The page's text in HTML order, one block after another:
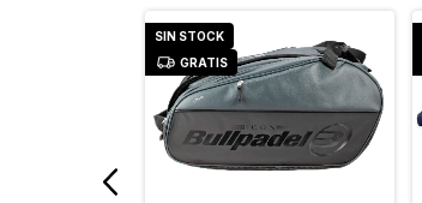
SIN STOCK
GRATIS